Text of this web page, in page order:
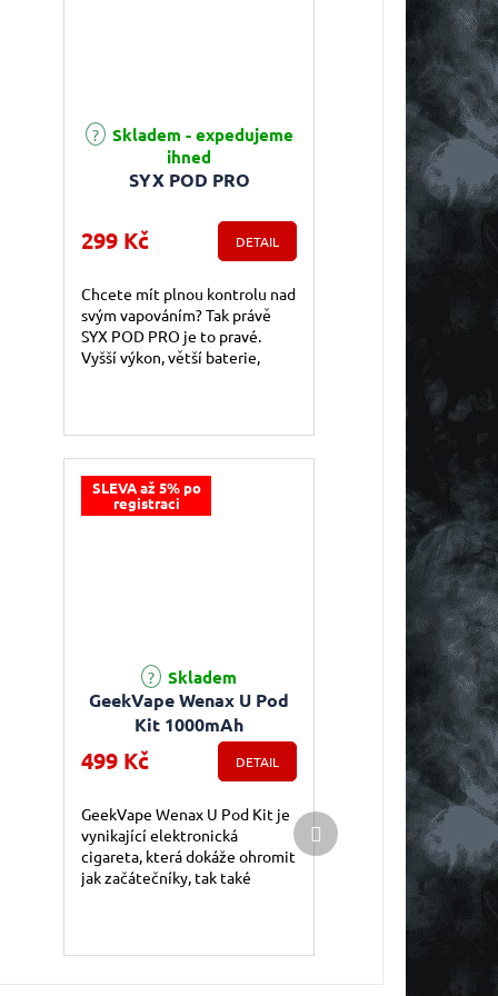
SYX POD PRO
Skladem - expedujeme
ihned
299 Kč DETAIL
Chcete mít plnou kontrolu nad
svým vapováním? Tak právě
SYX POD PRO je to pravé.
Vyšší výkon, větší baterie,
SLEVA až 5% po
registraci
GeekVape Wenax U Pod
Kit 1000mAh
Průměrné hodnocení produktu je 5,0 z 5 hvězdiček.
Skladem
499 Kč DETAIL
GeekVape Wenax U Pod Kit je
vynikající elektronická
cigareta, která dokáže ohromit
jak začátečníky, tak také
Další produkt